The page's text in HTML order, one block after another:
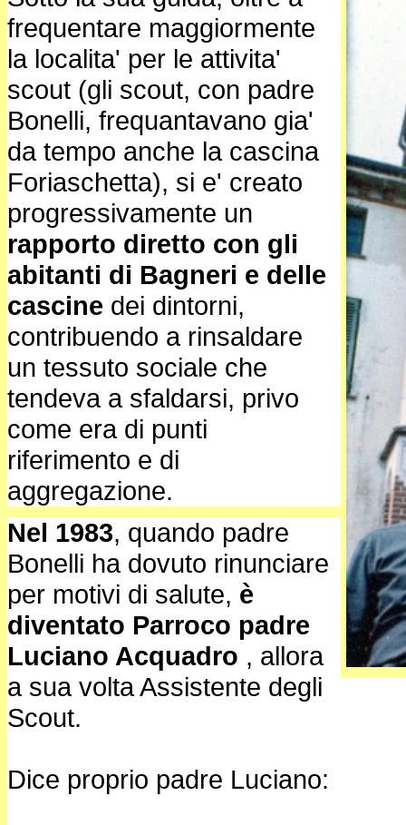
frequentare maggiormente
la localita' per le attivita'
scout (gli scout, con padre
Bonelli, frequantavano gia'
da tempo anche la cascina
Foriaschetta), si e' creato
progressivamente un
rapporto diretto con gli
abitanti di Bagneri e delle
cascine dei dintorni,
contribuendo a rinsaldare
un tessuto sociale che
tendeva a sfaldarsi, privo
come era di punti
riferimento e di
aggregazione.
Nel 1983, quando padre
Bonelli ha dovuto rinunciare
per motivi di salute, è
diventato Parroco padre
Luciano Acquadro , allora
a sua volta Assistente degli
Scout.
Dice proprio padre Luciano: